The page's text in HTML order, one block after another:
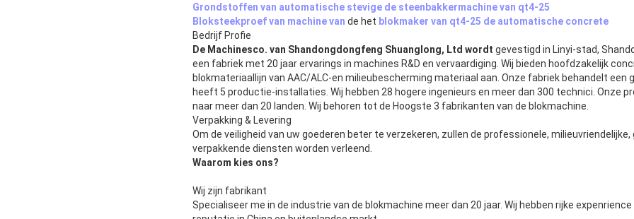
Grondstoffen van automatische stevige de steenbakkermachine van qt4-25
Bloksteekproef van machine van de het blokmaker van qt4-25 de automatische concrete
Bedrijf Profie
De Machinesco. van Shandongdongfeng Shuanglong, Ltd wordt gevestigd in Linyi-stad,
een fabriek met 20 jaar ervarings in machines R&D en vervaardiging. Wij bieden hoofdzakelijk
blokmateriaallijn van AAC/ALC-en milieubescherming materiaal aan. Onze fabriek behandelt een
heeft 5 productie-installaties. Wij hebben 28 hogere ingenieurs en meer dan 300 technici. Onze
naar meer dan 20 landen. Wij behoren tot de Hoogste 3 fabrikanten van de blokmachine.
Verpakking & Levering
Om de veiligheid van uw goederen beter te verzekeren, zullen de professionele,
verpakkende diensten worden verleend.
Waarom kies ons?
Wij zijn fabrikant
Specialiseer me in de industrie van de blokmachine meer dan 20 jaar. Wij hebben rijke